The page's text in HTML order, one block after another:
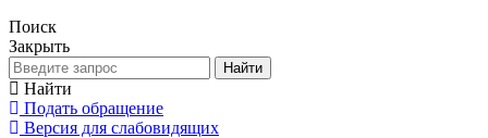
Поиск
Закрыть
Найти
Найти
Подать обращение
Версия для слабовидящих